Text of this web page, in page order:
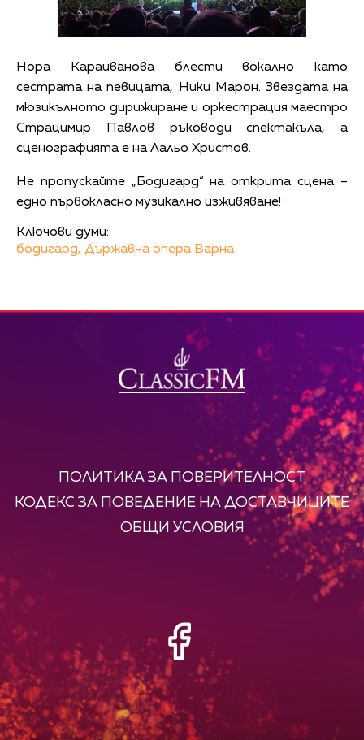
Нора Караиванова блести вокално като
сестрата на певицата, Ники Марон. Звездата на
мюзикълното дирижиране и оркестрация маестро
Страцимир Павлов ръководи спектакъла, а
сценографията е на Лальо Христов.
Не пропускайте „Бодигард“ на открита сцена –
едно първокласно музикално изживяване!
Ключови думи:
бодигард, Държавна опера Варна
ПОЛИТИКА ЗА ПОВЕРИТЕЛНОСТ
КОДЕКС ЗА ПОВЕДЕНИЕ НА ДОСТАВЧИЦИТЕ
ОБЩИ УСЛОВИЯ